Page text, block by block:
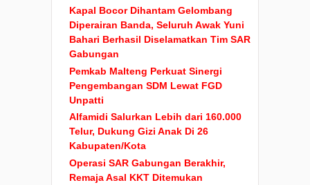
Kapal Bocor Dihantam Gelombang
Diperairan Banda, Seluruh Awak Yuni
Bahari Berhasil Diselamatkan Tim SAR
Gabungan
Pemkab Malteng Perkuat Sinergi
Pengembangan SDM Lewat FGD
Unpatti
Alfamidi Salurkan Lebih dari 160.000
Telur, Dukung Gizi Anak Di 26
Kabupaten/Kota
Operasi SAR Gabungan Berakhir,
Remaja Asal KKT Ditemukan